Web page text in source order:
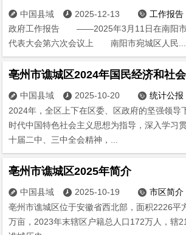
 中国县域  2025-12-13  工作报告
政府工作报告 ——2025年3月11日在南阳市
代表大会第六次会议上 南阳市宛城区人民...
亳州市谯城区2024年国民经济和社
 中国县域  2025-10-20  统计公报
2024年，全区上下在区委、区政府的坚强领导
时代中国特色社会主义思想为指导，深入学习
十届二中、三中全会精神，...
亳州市谯城区2025年简介
 中国县域  2025-10-19  市区简介
亳州市谯城区位于安徽省西北部，面积2226平
万亩，2023年末辖区户籍总人口172万人，辖